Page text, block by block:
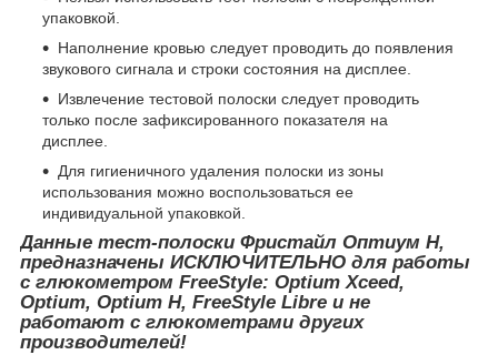
упаковкой.
Наполнение кровью следует проводить до появления
звукового сигнала и строки состояния на дисплее.
Извлечение тестовой полоски следует проводить
только после зафиксированного показателя на
дисплее.
Для гигиеничного удаления полоски из зоны
использования можно воспользоваться ее
индивидуальной упаковкой.
Данные тест-полоски Фристайл Оптиум Н,
предназначены ИСКЛЮЧИТЕЛЬНО для работы
с глюкометром FreeStyle: Optium Xceed,
Optium, Optium H, FreeStyle Libre и не
работают с глюкометрами других
производителей!